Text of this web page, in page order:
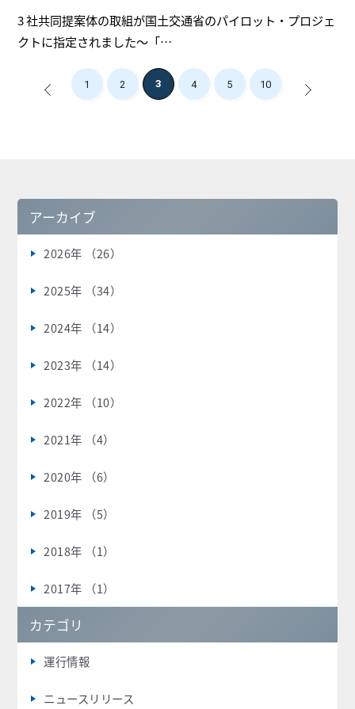
3 社共同提案体の取組が国土交通省のパイロット・プロジェ
クトに指定されました～「…
< 1 2 3 4 5 10 >
アーカイブ
2026年 （26）
2025年 （34）
2024年 （14）
2023年 （14）
2022年 （10）
2021年 （4）
2020年 （6）
2019年 （5）
2018年 （1）
2017年 （1）
カテゴリ
運行情報
ニュースリリース